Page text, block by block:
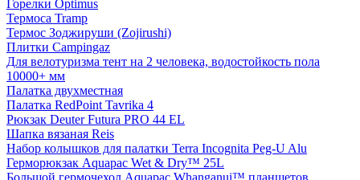
Горелки Optimus
Термоса Tramp
Термос Зоджируши (Zojirushi)
Плитки Campingaz
Для велотуризма тент на 2 человека, водостойкость пола
10000+ мм
Палатка двухместная
Палатка RedPoint Tavrika 4
Рюкзак Deuter Futura PRO 44 EL
Шапка вязаная Reis
Набор колышков для палатки Terra Incognita Peg-U Alu
Герморюкзак Aquapac Wet & Dry™ 25L
Большой гермочехол Aquapac Whanganui™ планшетов